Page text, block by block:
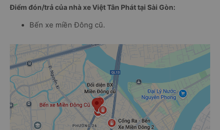
Điểm đón/trả của nhà xe Việt Tân Phát tại Sài Gòn:
Bến xe miền Đông cũ.